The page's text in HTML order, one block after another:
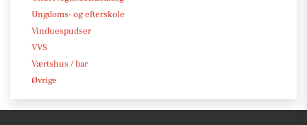
Ungdoms- og efterskole
Vinduespudser
VVS
Værtshus / bar
Øvrige